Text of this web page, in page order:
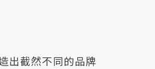
出截然不同的品牌